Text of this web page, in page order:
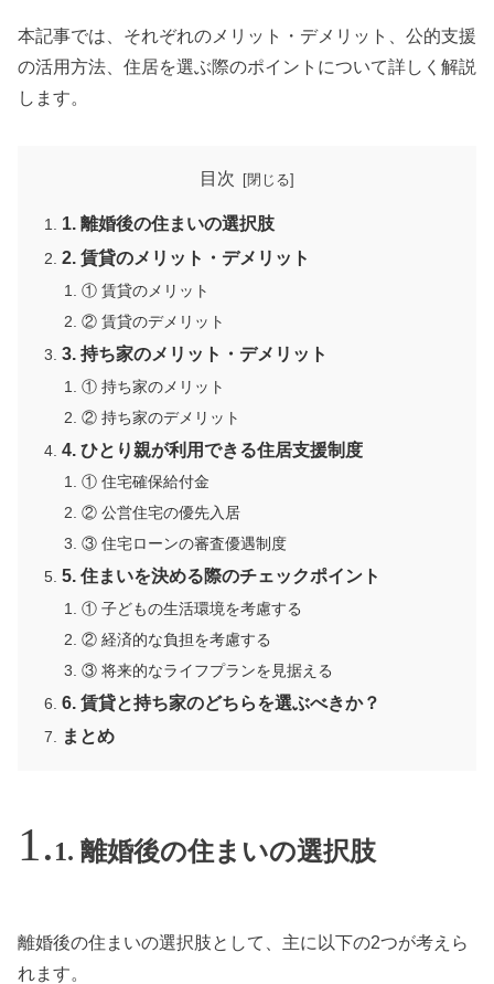
本記事では、それぞれのメリット・デメリット、公的支援
の活用方法、住居を選ぶ際のポイントについて詳しく解説
します。
目次
1. 離婚後の住まいの選択肢
2. 賃貸のメリット・デメリット
① 賃貸のメリット
② 賃貸のデメリット
3. 持ち家のメリット・デメリット
① 持ち家のメリット
② 持ち家のデメリット
4. ひとり親が利用できる住居支援制度
① 住宅確保給付金
② 公営住宅の優先入居
③ 住宅ローンの審査優遇制度
5. 住まいを決める際のチェックポイント
① 子どもの生活環境を考慮する
② 経済的な負担を考慮する
③ 将来的なライフプランを見据える
6. 賃貸と持ち家のどちらを選ぶべきか？
まとめ
1. 離婚後の住まいの選択肢
離婚後の住まいの選択肢として、主に以下の2つが考えら
れます。